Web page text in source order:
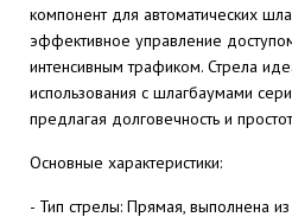
компонент для автоматических
эффективное управление
интенсивным трафиком. Стрела
использования с шлагбаумами
предлагая долговечность и
Основные характеристики:
- Тип стрелы: Прямая, выполнена